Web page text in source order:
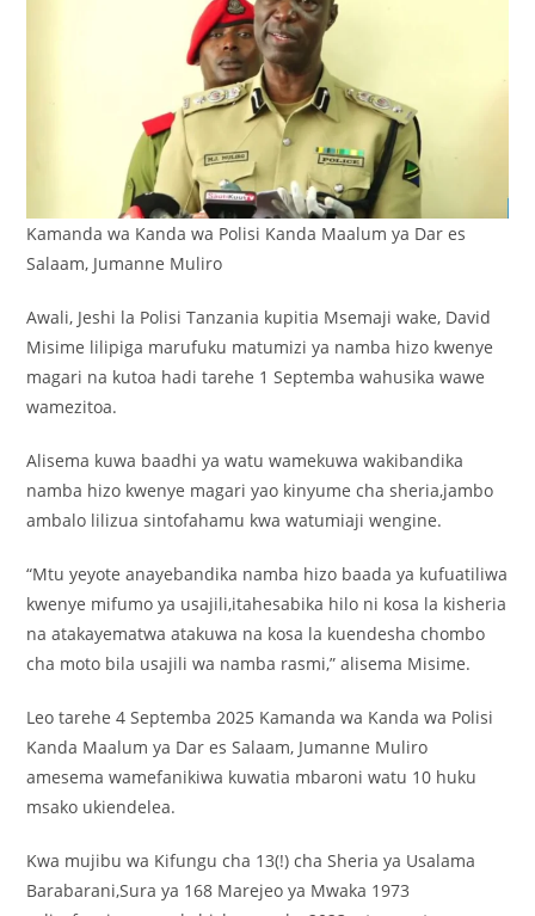
Kamanda wa Kanda wa Polisi Kanda Maalum ya Dar es
Salaam, Jumanne Muliro
Awali, Jeshi la Polisi Tanzania kupitia Msemaji wake, David
Misime lilipiga marufuku matumizi ya namba hizo kwenye
magari na kutoa hadi tarehe 1 Septemba wahusika wawe
wamezitoa.
Alisema kuwa baadhi ya watu wamekuwa wakibandika
namba hizo kwenye magari yao kinyume cha sheria,jambo
ambalo lilizua sintofahamu kwa watumiaji wengine.
“Mtu yeyote anayebandika namba hizo baada ya kufuatiliwa
kwenye mifumo ya usajili,itahesabika hilo ni kosa la kisheria
na atakayematwa atakuwa na kosa la kuendesha chombo
cha moto bila usajili wa namba rasmi,” alisema Misime.
Leo tarehe 4 Septemba 2025 Kamanda wa Kanda wa Polisi
Kanda Maalum ya Dar es Salaam, Jumanne Muliro
amesema wamefanikiwa kuwatia mbaroni watu 10 huku
msako ukiendelea.
Kwa mujibu wa Kifungu cha 13(!) cha Sheria ya Usalama
Barabarani,Sura ya 168 Marejeo ya Mwaka 1973